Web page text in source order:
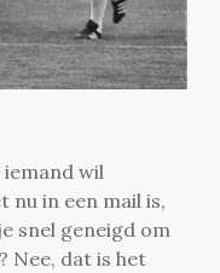
iemand wil
nu in een mail is,
snel geneigd om
Nee, dat is het